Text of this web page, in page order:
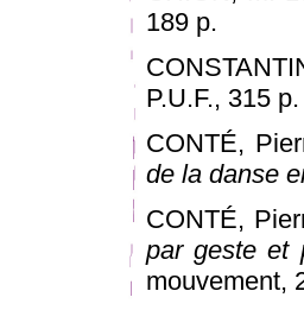
189 p.
P.U.F., 315 p.
CONTÉ,
de la danse
CONTÉ,
par geste et
mouvement,